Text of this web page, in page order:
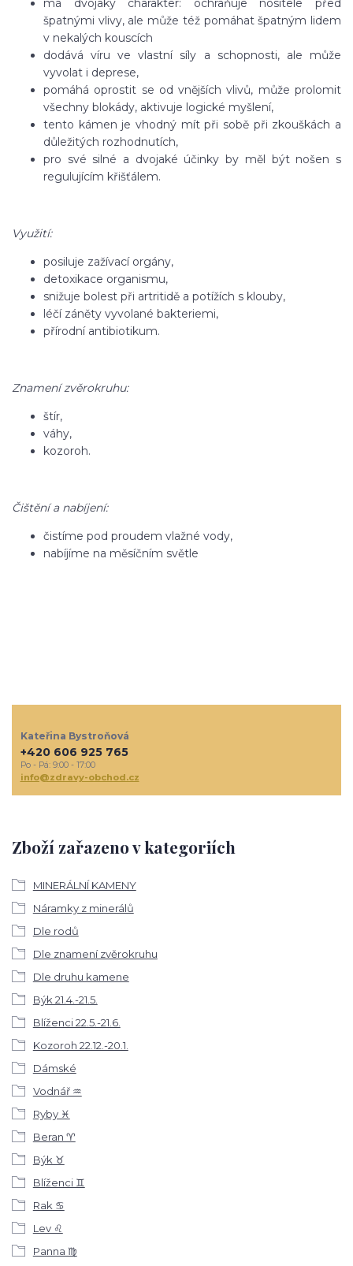
má dvojaký charakter: ochraňuje nositele před
špatnými vlivy, ale může též pomáhat špatným lidem
v nekalých kouscích
dodává víru ve vlastní síly a schopnosti, ale může
vyvolat i deprese,
pomáhá oprostit se od vnějších vlivů, může prolomit
všechny blokády, aktivuje logické myšlení,
tento kámen je vhodný mít při sobě při zkouškách a
důležitých rozhodnutích,
pro své silné a dvojaké účinky by měl být nošen s
regulujícím křišťálem.
Využití:
posiluje zažívací orgány,
detoxikace organismu,
snižuje bolest při artritidě a potížích s klouby,
léčí záněty vyvolané bakteriemi,
přírodní antibiotikum.
Znamení zvěrokruhu:
štír,
váhy,
kozoroh.
Čištění a nabíjení:
čistíme pod proudem vlažné vody,
nabíjíme na měsíčním světle
Zboží zařazeno v kategoriích
MINERÁLNÍ KAMENY
Náramky z minerálů
Dle rodů
Dle znamení zvěrokruhu
Dle druhu kamene
Býk 21.4.-21.5.
Blíženci 22.5.-21.6.
Kozoroh 22.12.-20.1.
Dámské
Vodnář ♒
Ryby ♓
Beran ♈
Býk ♉
Blíženci ♊
Rak ♋
Lev ♌
Panna ♍
Kateřina Bystroňová
+420 606 925 765
Po - Pá: 9:00 - 17:00
info@zdravy-obchod.cz